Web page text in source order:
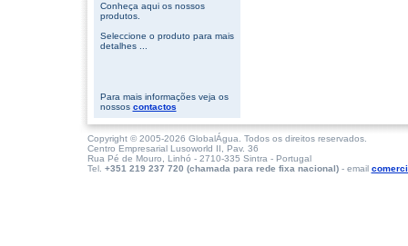
Conheça aqui os nossos
produtos.
Seleccione o produto para mais
detalhes ...
Para mais informações veja os
nossos contactos
Copyright © 2005-2026 GlobalÁgua. Todos os direitos reservados.
Centro Empresarial Lusoworld II, Pav. 36
Rua Pé de Mouro, Linhó - 2710-335 Sintra - Portugal
Tel. +351 219 237 720 (chamada para rede fixa nacional)- email